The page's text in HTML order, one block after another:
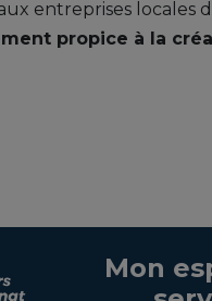
entreprises locales
propice à la
Mon